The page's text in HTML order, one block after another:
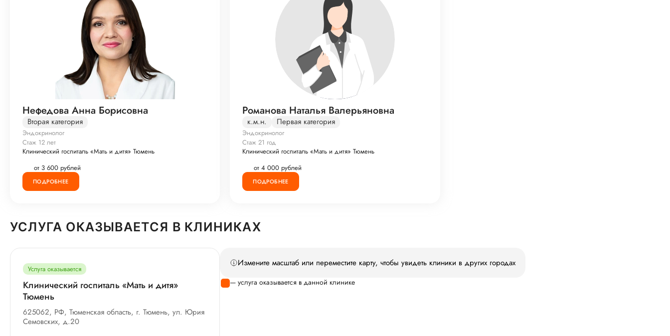
Нефедова Анна Борисовна
Вторая категория
Эндокринолог
Стаж 12 лет
Клинический госпиталь «Мать и дитя» Тюмень
от 3 600 рублей
ПОДРОБНЕЕ
Романова Наталья Валерьяновна
к.м.н. Первая категория
Эндокринолог
Стаж 21 год
Клинический госпиталь «Мать и дитя» Тюмень
от 4 000 рублей
ПОДРОБНЕЕ
УСЛУГА ОКАЗЫВАЕТСЯ В КЛИНИКАХ
Услуга оказывается
Клинический госпиталь «Мать и дитя»
Тюмень
625062, РФ, Тюменская область, г. Тюмень, ул. Юрия
Семовских, д.20
Измените масштаб или переместите карту, чтобы увидеть клиники в других городах
— услуга оказывается в данной клинике